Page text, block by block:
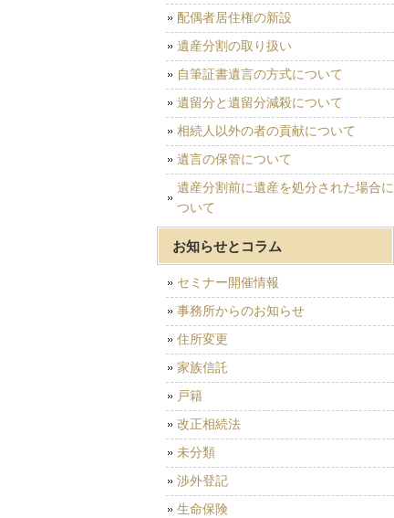
配偶者居住権の新設
遺産分割の取り扱い
自筆証書遺言の方式について
遺留分と遺留分減殺について
相続人以外の者の貢献について
遺言の保管について
遺産分割前に遺産を処分された場合に
ついて
お知らせとコラム
セミナー開催情報
事務所からのお知らせ
住所変更
家族信託
戸籍
改正相続法
未分類
渉外登記
生命保険